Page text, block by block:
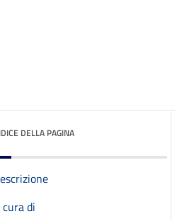
DELLA PAGINA
di